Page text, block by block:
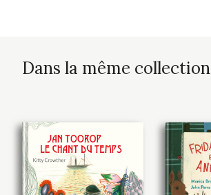
Dans la même collection